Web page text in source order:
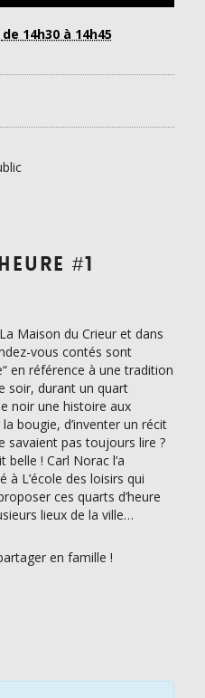
de 14h30 à 14h45
#1
Maison du Crieur et dans
vous contés sont
en référence à une tradition
soir, durant un quart
noir une histoire aux
bougie, d’inventer un récit
savaient pas toujours lire ?
! Carl Norac l’a
à L’école des loisirs qui
ces quarts d’heure
lieux de la ville…
en famille !